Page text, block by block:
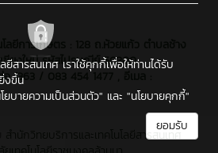
โลยีการเกษตร : 128 ถ.ห้วยแก้ว ตำบลช้าง
ชียงใหม่ รหัสไปรษณีย์ 50300
1363 / 083 454 1477 , อีเมล :
ยีสารสนเทศ เราใช้คุกกี้เพื่อให้ท่านได้รับ
งขึ้น
ยบายความเป็นส่วนตัว" และ "นโยบายคุกกี้"
ยอมรับ
สำนักวิทยบริการและเทคโนโลยีสารสนเทศ